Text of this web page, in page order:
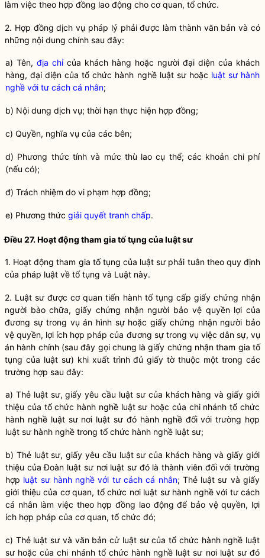
làm việc theo hợp đồng lao động cho cơ quan, tổ chức.
2. Hợp đồng dịch vụ pháp lý phải được làm thành văn bản và có
những nội dung chính sau đây:
a) Tên, địa chỉcủa khách hàng hoặc người đại diện của khách
hàng, đại diện của tổ chức hành nghề luật sư hoặc luật sư hành
nghề với tư cách cá nhân;
b) Nội dung dịch vụ; thời hạn thực hiện hợp đồng;
c) Quyền, nghĩa vụ của các bên;
d) Phương thức tính và mức thù lao cụ thể; các khoản chi phí
(nếu có);
đ) Trách nhiệm do vi phạm hợp đồng;
e) Phương thức giải quyết tranh chấp.
Điều 27. Hoạt động tham gia tố tụng củaluật sư
1. Hoạt động tham gia tố tụng của luật sư phải tuân theo quy định
của pháp luật về tố tụng và Luật này.
2. Luật sư được cơ quan tiến hành tố tụng cấp giấy chứng nhận
người bào chữa, giấy chứng nhận người bảo vệ quyền lợi của
đương sựtrong vụ án hình sự hoặc giấy chứng nhận người bảo
vệ quyền, lợi ích hợp pháp của đương sựtrong vụ việc dân sự, vụ
án hành chính (sau đây gọi chung là giấy chứng nhận tham gia tố
tụng của luật sư) khi xuất trình đủ giấy tờ thuộc một trong các
trường hợp sau đây:
a) Thẻ luật sư, giấy yêu cầu luật sưcủa khách hàng và giấy giới
thiệu của tổ chức hành nghề luật sư hoặc của chi nhánh tổ chức
hành nghề luật sưnơi luật sư đó hành nghềđối với trường hợp
luật sư hành nghề trong tổ chức hành nghề luật sư;
b) Thẻ luật sư, giấy yêu cầu luật sư của khách hàng và giấy giới
thiệu củaĐoàn luật sưnơi luật sư đó là thành viên đối với trường
hợp luật sư hành nghề với tư cách cá nhân; Thẻ luật sư và giấy
giới thiệu của cơ quan, tổ chức nơi luật sư hành nghề với tư cách
cá nhânlàm việc theo hợp đồng lao động để bảo vệquyền, lợi
ích hợp pháp của cơ quan, tổ chức đó;
c) Thẻ luật sư và văn bản cử luật sư của tổ chức hành nghề luật
sư hoặc của chi nhánh tổ chức hành nghề luật sư nơi luật sư đó